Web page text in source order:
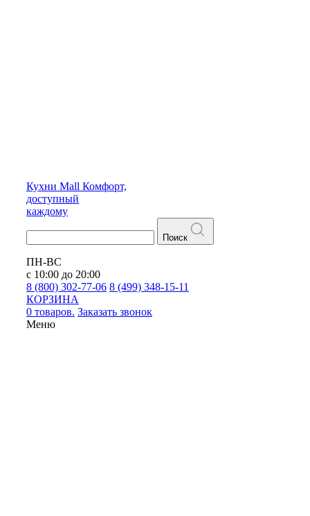
Кухни Mall Комфорт,
доступный
каждому
Поиск
ПН-ВС
с 10:00 до 20:00
8 (800) 302-77-06 8 (499) 348-15-11
КОРЗИНА
0 товаров. Заказать звонок
Меню